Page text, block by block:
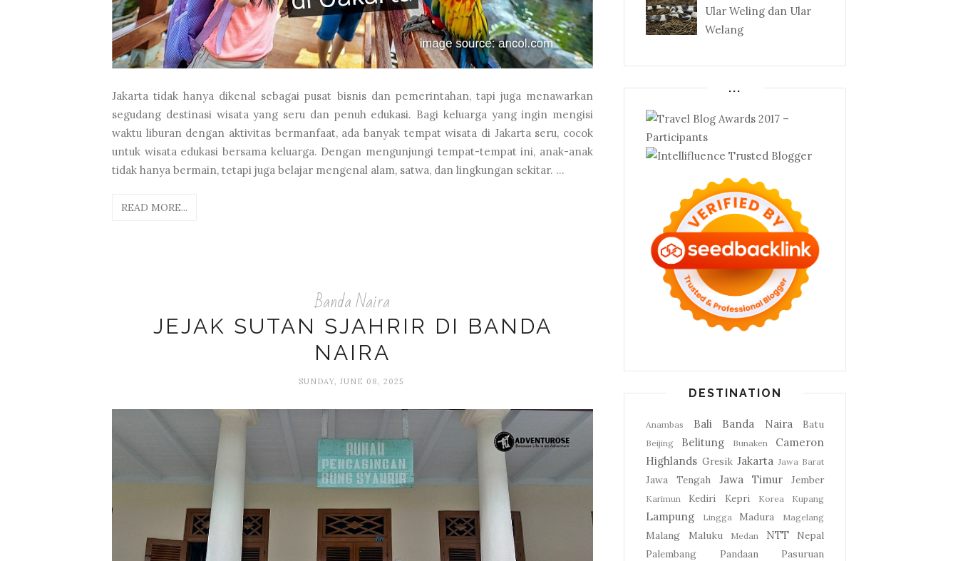
Jakarta tidak hanya dikenal sebagai pusat bisnis dan pemerintahan, tapi juga menawarkan
segudang destinasi wisata yang seru dan penuh edukasi. Bagi keluarga yang ingin mengisi
waktu liburan dengan aktivitas bermanfaat, ada banyak tempat wisata di Jakarta seru, cocok
untuk wisata edukasi bersama keluarga. Dengan mengunjungi tempat-tempat ini, anak-anak
tidak hanya bermain, tetapi juga belajar mengenal alam, satwa, dan lingkungan sekitar. ...
READ MORE...
Banda Naira
JEJAK SUTAN SJAHRIR DI BANDA
NAIRA
SUNDAY, JUNE 08, 2025
Ular Weling dan Ular
Welang
...
DESTINATION
Anambas Bali Banda Naira Batu
Beijing Belitung Bunaken
Cameron
Highlands Gresik Jakarta Jawa Barat
Jawa Tengah Jawa Timur Jember
Karimun Kediri Kepri Korea Kupang
Lampung Lingga Madura Magelang
Malang Maluku Medan NTT
Nepal
Palembang
Pandaan Pasuruan